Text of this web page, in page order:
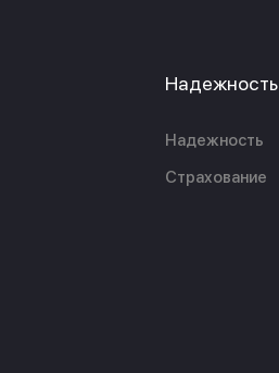
Надежность
Надежность
Страхование